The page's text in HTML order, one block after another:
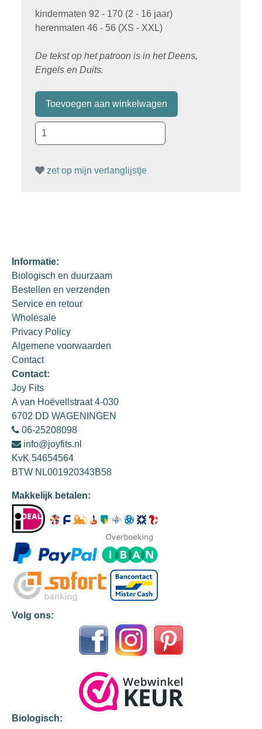
kindermaten 92 - 170 (2 - 16 jaar)
herenmaten 46 - 56 (XS - XXL)
De tekst op het patroon is in het Deens,
Engels en Duits.
zet op mijn verlanglijstje
Informatie:
Biologisch en duurzaam
Bestellen en verzenden
Service en retour
Wholesale
Privacy Policy
Algemene voorwaarden
Contact
Contact:
Joy Fits
A van Hoëvellstraat 4-030
6702 DD WAGENINGEN
06-25208098
info@joyfits.nl
KvK 54654564
BTW NL001920343B58
Makkelijk betalen:
Volg ons:
Biologisch: